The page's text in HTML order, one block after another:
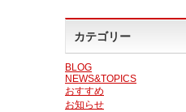
カテゴリー
BLOG
NEWS&TOPICS
おすすめ
お知らせ